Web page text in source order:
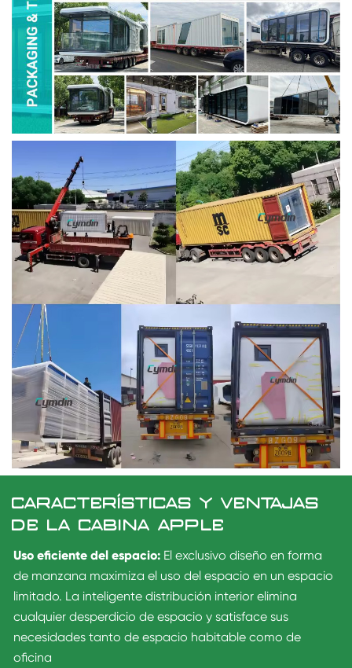
CARACTERÍSTICAS Y VENTAJAS
DE LA CABINA APPLE
Uso eficiente del espacio: El exclusivo diseño en forma
de manzana maximiza el uso del espacio en un espacio
limitado. La inteligente distribución interior elimina
cualquier desperdicio de espacio y satisface sus
necesidades tanto de espacio habitable como de
oficina